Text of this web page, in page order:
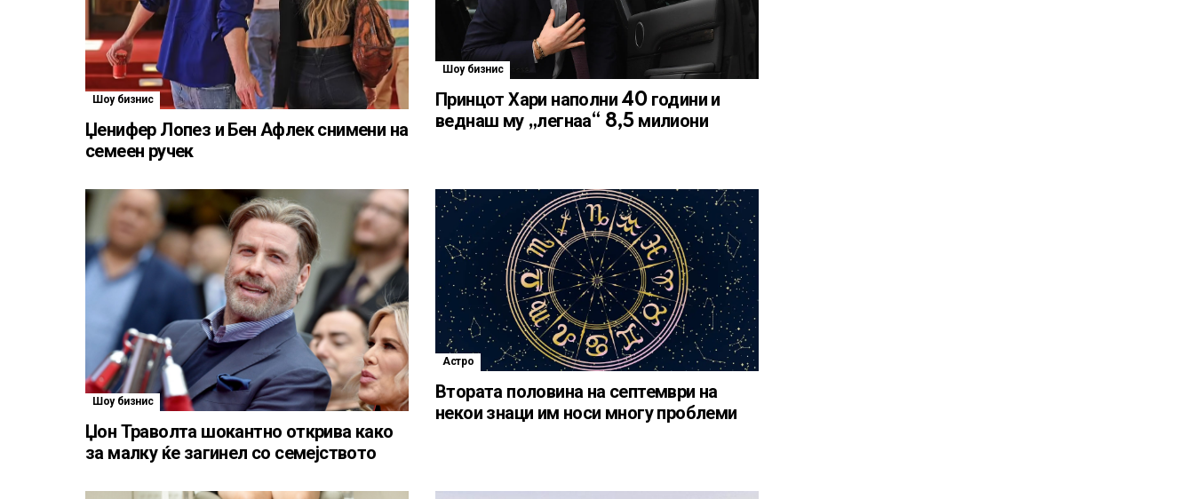
Шоу бизнис
Џенифер Лопез и Бен Афлек снимени на
семеен ручек
Шоу бизнис
Принцот Хари наполни 40 години и
веднаш му „легнаа“ 8,5 милиони
Шоу бизнис
Џон Траволта шокантно открива како
за малку ќе загинел со семејството
Астро
Втората половина на септември на
некои знаци им носи многу проблеми